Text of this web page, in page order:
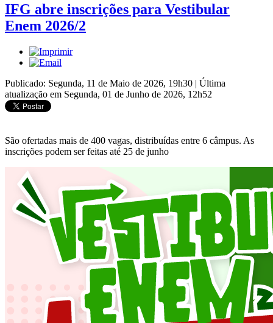
IFG abre inscrições para Vestibular
Enem 2026/2
Publicado: Segunda, 11 de Maio de 2026, 19h30 | Última
atualização em Segunda, 01 de Junho de 2026, 12h52
São ofertadas mais de 400 vagas, distribuídas entre 6 câmpus. As
inscrições podem ser feitas até 25 de junho